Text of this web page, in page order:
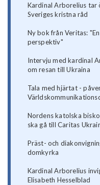
Kardinal Arborelius
Sveriges kristna råd
Ny bok från Veritas:
perspektiv"
Intervju med kardinal
om resan till Ukraina
Tala med hjärtat -
Nordens katolska
ska gå till Caritas
Präst- och
domkyrka
Kardinal Arborelius
Elisabeth Hesselblad